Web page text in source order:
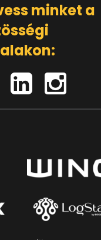
minket a